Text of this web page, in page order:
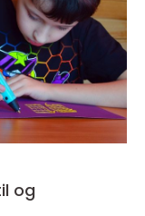
og